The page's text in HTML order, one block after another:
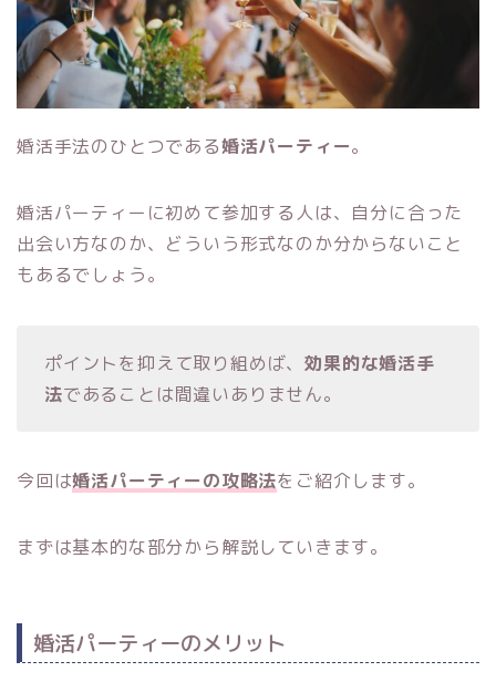
婚活手法のひとつである婚活パーティー。
婚活パーティーに初めて参加する人は、自分に合った
出会い方なのか、どういう形式なのか分からないこと
もあるでしょう。
ポイントを抑えて取り組めば、効果的な婚活手
法であることは間違いありません。
今回は婚活パーティーの攻略法をご紹介します。
まずは基本的な部分から解説していきます。
婚活パーティーのメリット